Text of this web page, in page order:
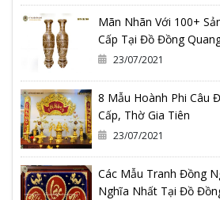
Mãn Nhãn Với 100+
Cấp Tại Đồ Đồng
23/07/2021
8 Mẫu Hoành Phi Câu
Cấp, Thờ Gia Tiên
23/07/2021
Các Mẫu Tranh Đồng
Nghĩa Nhất Tại Đồ